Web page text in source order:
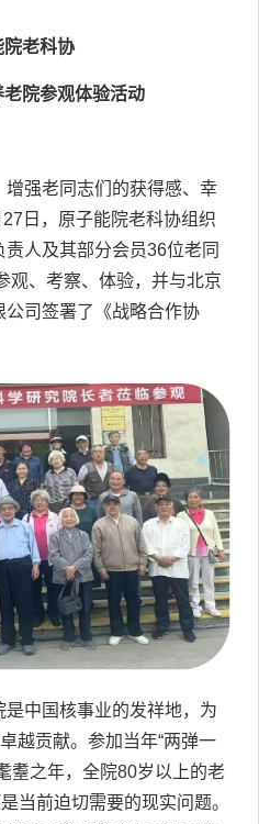
院老科协
院参观体验活动
增强老同志们的获得感、幸
日，原子能院老科协组织
人及其部分会员36位老同
观、考察、体验，并与北京
司签署了《战略合作协
中国核事业的发祥地，为
越贡献。参加当年“两弹一
耋之年，全院80岁以上的老
当前迫切需要的现实问题。